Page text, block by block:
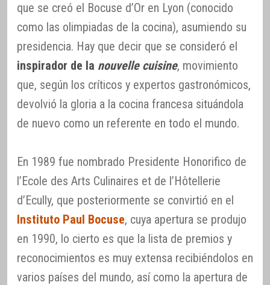
que se creó el Bocuse d’Or en Lyon (conocido
como las olimpiadas de la cocina), asumiendo su
presidencia. Hay que decir que se consideró el
inspirador de la nouvelle cuisine, movimiento
que, según los críticos y expertos gastronómicos,
devolvió la gloria a la cocina francesa situándola
de nuevo como un referente en todo el mundo.
En 1989 fue nombrado Presidente Honorifico de
l’Ecole des Arts Culinaires et de l’Hôtellerie
d’Ecully, que posteriormente se convirtió en el
Instituto Paul Bocuse, cuya apertura se produjo
en 1990, lo cierto es que la lista de premios y
reconocimientos es muy extensa recibiéndolos en
varios países del mundo, así como la apertura de